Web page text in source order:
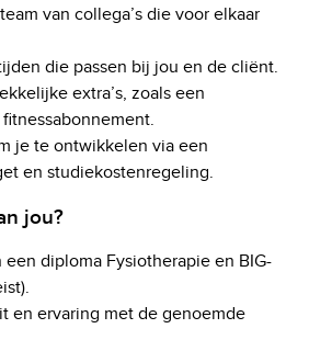
van collega’s die voor elkaar
die passen bij jou en de cliënt.
extra’s, zoals een
je te ontwikkelen via een
en studiekostenregeling.
jou?
een diploma Fysiotherapie en BIG-
en ervaring met de genoemde